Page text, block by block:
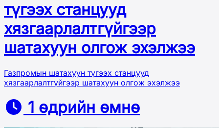
түгээх станцууд
хязгаарлалтгүйгээр
шатахуун олгож эхэлжээ
Газпромын шатахуун түгээх станцууд
хязгаарлалтгүйгээр шатахуун олгож эхэлжээ
1 өдрийн өмнө